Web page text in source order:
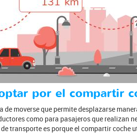
por el compartir
de moverse que permite desplazarse
como para pasajeros que realizan
transporte es porque el compartir coche